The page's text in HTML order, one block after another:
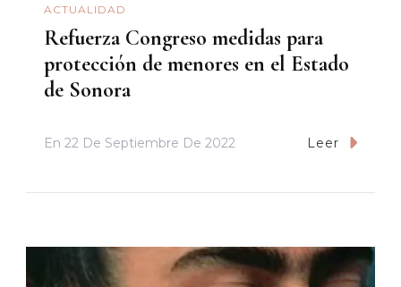
ACTUALIDAD
Refuerza Congreso medidas para
protección de menores en el Estado
de Sonora
En 22 De Septiembre De 2022 Leer